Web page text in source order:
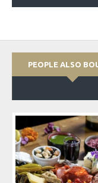
PEOPLE ALSO